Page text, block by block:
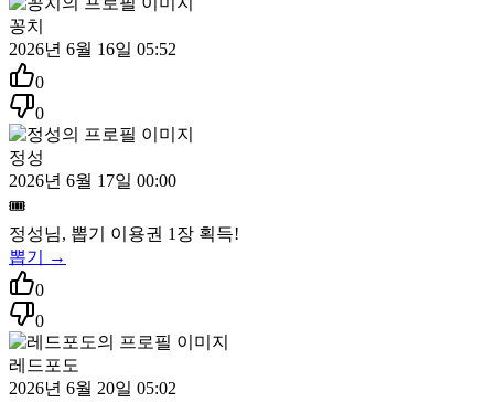
꽁치
2026년 6월 16일 05:52
0
0
정성
2026년 6월 17일 00:00
🎟️
정성님, 뽑기 이용권 1 장 획득!
뽑기 →
0
0
레드포도
2026년 6월 20일 05:02